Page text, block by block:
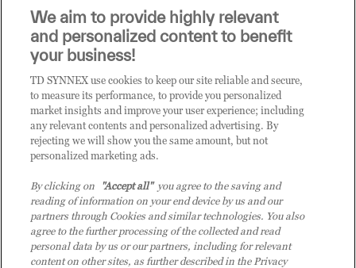
Sei un rivenditore di tecnologia e desideri acquistare
i prodotti o le soluzioni trattate sul blog?
CLICCA QUI E DIVENTA
CLIENTE TD SYNNEX
We aim to provide highly relevant
and personalized content to benefit
your business!
TD SYNNEX use cookies to keep our site reliable and secure,
to measure its performance, to provide you personalized
market insights and improve your user experience; including
any relevant contents and personalized advertising. By
rejecting we will show you the same amount, but not
personalized marketing ads.
By clicking on "Accept all"you agree to the saving and
reading of information on your end device by us and our
partners through Cookies and similar technologies. You also
agree to the further processing of the collected and read
personal data by us or our partners, including for relevant
content on other sites, as further described in the Privacy